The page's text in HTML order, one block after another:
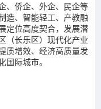
、侨企、外企、民企等
造、智能轻工、产教融
定位高度契合，发展潜
（长乐区）现代化产业
质增效、经济高质量发
际城市。